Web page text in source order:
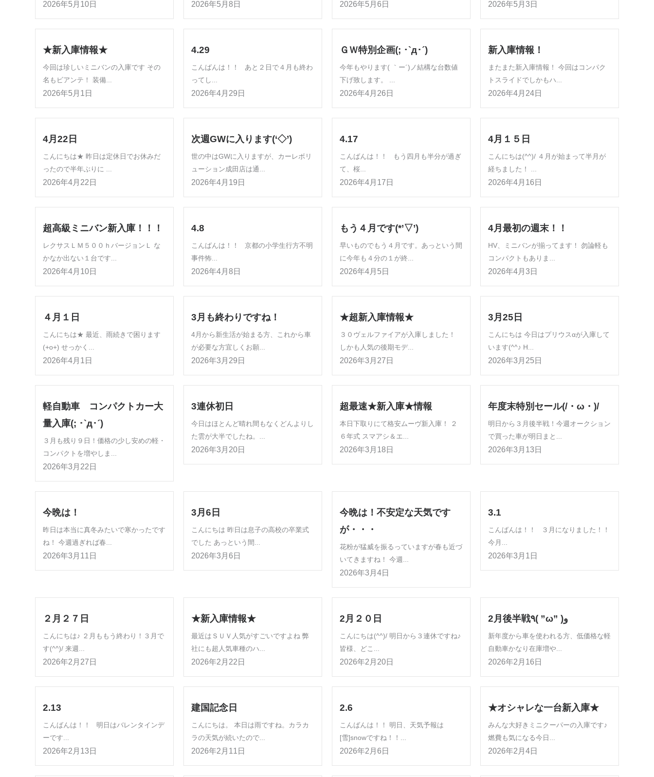
2026年5月10日 2026年5月8日 2026年5月6日 2026年5月3日
★新入庫情報★
今回は珍しいミニバンの入庫です その
名もビアンテ！ 装備...
2026年5月1日
4.29
こんばんは！！ あと２日で４月も終わ
ってし...
2026年4月29日
ＧＷ特別企画(; ･`д･´)
今年もやります( ｀ー´)ノ結構な台数値
下げ致します。 ...
2026年4月26日
新入庫情報！
またまた新入庫情報！ 今回はコンパク
トスライドでしかもハ...
2026年4月24日
4月22日
こんにちは★ 昨日は定休日でお休みだ
ったので半年ぶりに ...
2026年4月22日
次週GWに入ります(‘◇’)ゞ
世の中はGWに入りますが、カーレボリ
ューション成田店は通...
2026年4月19日
4.17
こんばんは！！ もう四月も半分が過ぎ
て、桜...
2026年4月17日
4月１５日
こんにちは(^^)/ ４月が始まって半月が
経ちました！ ...
2026年4月16日
超高級ミニバン新入庫！！！
レクサスＬＭ５００ｈバージョンＬ な
かなか出ない１台です...
2026年4月10日
4.8
こんばんは！！ 京都の小学生行方不明
事件怖...
2026年4月8日
もう４月です(*’▽’)
早いものでもう４月です。あっという間
に今年も４分の１が終...
2026年4月5日
4月最初の週末！！
HV、ミニバンが揃ってます！ 勿論軽も
コンパクトもありま...
2026年4月3日
４月１日
こんにちは★ 最近、雨続きで困ります
(+o+) せっかく...
2026年4月1日
3月も終わりですね！
4月から新生活が始まる方、これから車
が必要な方宜しくお願...
2026年3月29日
★超新入庫情報★
３０ヴェルファイアが入庫しました！
しかも人気の後期モデ...
2026年3月27日
3月25日
こんにちは 今日はプリウスαが入庫して
います(^^♪ H...
2026年3月25日
軽自動車 コンパクトカー大
量入庫(; ･`д･´)
３月も残り９日！価格の少し安めの軽・
コンパクトを増やしま...
2026年3月22日
3連休初日
今日はほとんど晴れ間もなくどんよりし
た雲が大半でしたね。...
2026年3月20日
超最速★新入庫★情報
本日下取りにて格安ムーヴ新入庫！ ２
６年式 スマアシ＆エ...
2026年3月18日
年度末特別セール(/・ω・)/
明日から３月後半戦！今週オークション
で買った車が明日まと...
2026年3月13日
今晩は！
昨日は本当に真冬みたいで寒かったです
ね！ 今週過ぎれば春...
2026年3月11日
3月6日
こんにちは 昨日は息子の高校の卒業式
でした あっという間...
2026年3月6日
今晩は！不安定な天気です
が・・・
花粉が猛威を振るっていますが春も近づ
いてきますね！ 今週...
2026年3月4日
3.1
こんばんは！！ ３月になりました！！
今月...
2026年3月1日
２月２７日
こんにちは♪ ２月ももう終わり！３月で
す(^^)/ 来週...
2026年2月27日
★新入庫情報★
最近はＳＵＶ人気がすごいですよね 弊
社にも超人気車種のハ...
2026年2月22日
2月２０日
こんにちは(^^)/ 明日から３連休ですね♪
皆様、どこ...
2026年2月20日
2月後半戦٩( ”ω” )و
新年度から車を使われる方、低価格な軽
自動車かなり在庫増や...
2026年2月16日
2.13
こんばんは！！ 明日はバレンタインデ
ーです...
2026年2月13日
建国記念日
こんにちは。 本日は雨ですね。カラカ
ラの天気が続いたので...
2026年2月11日
2.6
こんばんは！！ 明日、天気予報は
[雪]snowですね！！...
2026年2月6日
★オシャレな一台新入庫★
みんな大好きミニクーパーの入庫です♪
燃費も気になる今日...
2026年2月4日